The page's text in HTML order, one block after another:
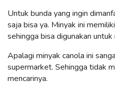
Untuk bunda yang ingin
saja bisa ya. Minyak ini
sehingga bisa digunakan
Apalagi minyak canola ini
supermarket. Sehingga tidak
mencarinya.